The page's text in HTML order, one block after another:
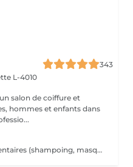
343
L-4010
salon de coiffure et
hommes et enfants dans
Des soins ou produits complémentaires (shampoing, masques, hydratations profondes, fixateurs, etc.) peuvent être suggérés lors de votre venue, selon l'état de vos cheveux et vos objectifs beauté. Ces compléments ne figurent pas dans la réservation en ligne. Ces options peuvent entraîner un coût supplémentaire, toujours communiqué clairement avant toute application.